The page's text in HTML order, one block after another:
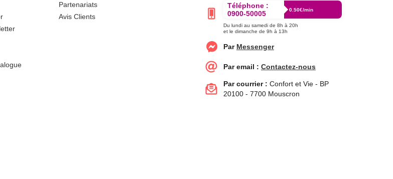
Partenariats
Avis Clients
Téléphone :
0900-50005
0.50€/min
Du lundi au samedi de 8h à 20h
et le dimanche de 9h à 13h
Par Messenger
Par email : Contactez-nous
Par courrier : Confort et Vie - BP
20100 - 7700 Mouscron